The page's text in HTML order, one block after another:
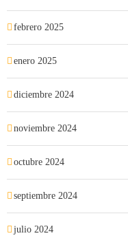
febrero 2025
enero 2025
diciembre 2024
noviembre 2024
octubre 2024
septiembre 2024
julio 2024